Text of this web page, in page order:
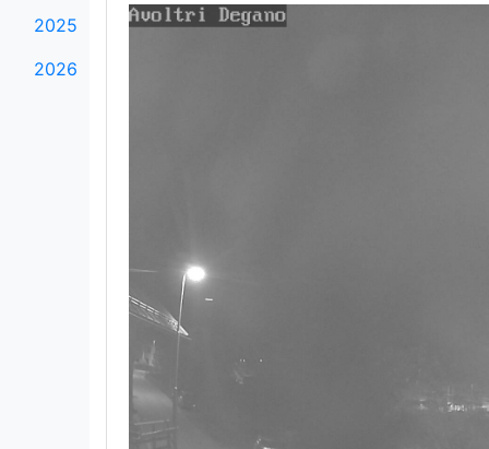
2025
2026